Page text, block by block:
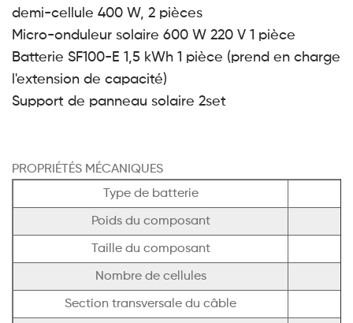
demi-cellule 400 W, 2 pièces
Micro-onduleur solaire 600 W 220 V 1 pièce
Batterie SF100-E 1,5 kWh 1 pièce (prend en charge
l'extension de capacité)
Support de panneau solaire 2set
PROPRIÉTÉS MÉCANIQUES
Type de batterie
Poids du composant
Taille du composant
Nombre de cellules
Section transversale du câble